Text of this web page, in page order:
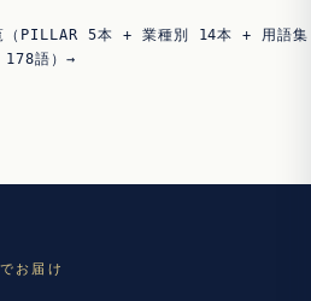
覧（PILLAR 5本 + 業種別 14本 + 用語集
178語）→
お届け